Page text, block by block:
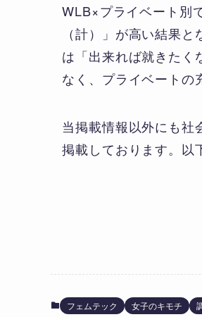
WLB×プライベート別
（計）」が高い結果
は「出来れば就きた
なく、プライベートの
当掲載情報以外にも社
掲載しております。以
フェムテック 女子のキモチ